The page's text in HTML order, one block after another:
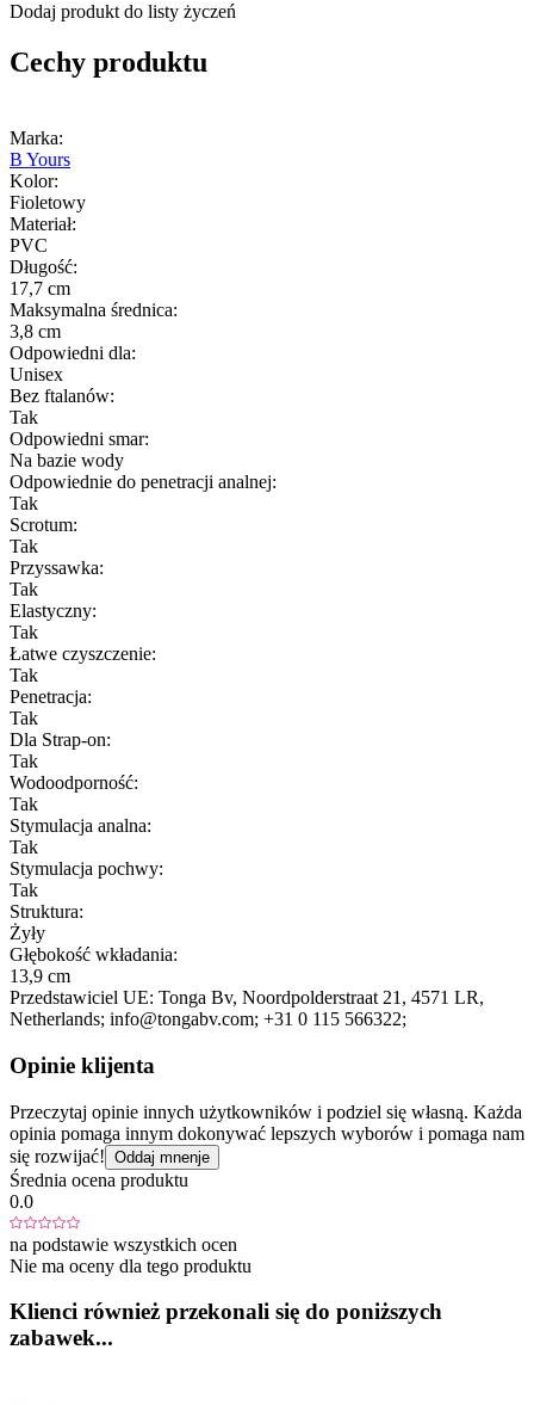
Dodaj produkt do listy życzeń
Cechy produktu
Marka:
B Yours
Kolor:
Fioletowy
Materiał:
PVC
Długość:
17,7 cm
Maksymalna średnica:
3,8 cm
Odpowiedni dla:
Unisex
Bez ftalanów:
Tak
Odpowiedni smar:
Na bazie wody
Odpowiednie do penetracji analnej:
Tak
Scrotum:
Tak
Przyssawka:
Tak
Elastyczny:
Tak
Łatwe czyszczenie:
Tak
Penetracja:
Tak
Dla Strap-on:
Tak
Wodoodporność:
Tak
Stymulacja analna:
Tak
Stymulacja pochwy:
Tak
Struktura:
Żyły
Głębokość wkładania:
13,9 cm
Przedstawiciel UE: Tonga Bv, Noordpolderstraat 21 , 4571 LR,
Netherlands; info@tongabv.com; +31 0 115 566322;
Opinie klijenta
Przeczytaj opinie innych użytkowników i podziel się własną. Każda
opinia pomaga innym dokonywać lepszych wyborów i pomaga nam
się rozwijać! Oddaj mnenje
Średnia ocena produktu
0.0
na podstawie wszystkich ocen
Nie ma oceny dla tego produktu
Klienci również przekonali się do poniższych
zabawek...